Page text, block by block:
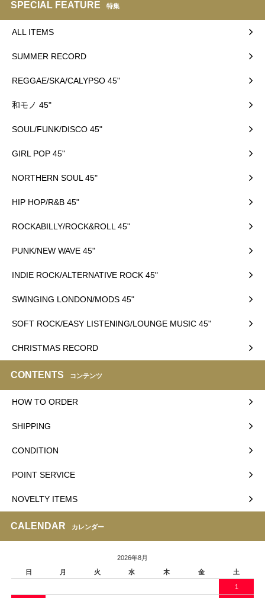
SPECIAL FEATURE 特集
ALL ITEMS
SUMMER RECORD
REGGAE/SKA/CALYPSO 45"
和モノ 45"
SOUL/FUNK/DISCO 45"
GIRL POP 45"
NORTHERN SOUL 45"
HIP HOP/R&B 45"
ROCKABILLY/ROCK&ROLL 45"
PUNK/NEW WAVE 45"
INDIE ROCK/ALTERNATIVE ROCK 45"
SWINGING LONDON/MODS 45"
SOFT ROCK/EASY LISTENING/LOUNGE MUSIC 45"
CHRISTMAS RECORD
CONTENTS コンテンツ
HOW TO ORDER
SHIPPING
CONDITION
POINT SERVICE
NOVELTY ITEMS
CALENDAR カレンダー
2026年8月
日
月 火 水 木 金 土
1